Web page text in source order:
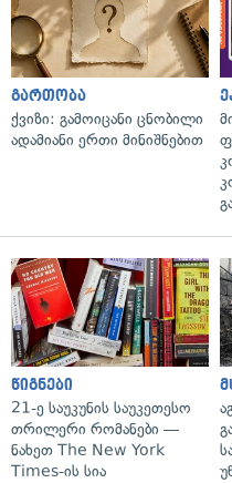
გართობა
ქვიზი: გამოიცანი ცნობილი
ადამიანი ერთი მინიშნებით
წიგნები
21-ე საუკუნის საუკეთესო
თრილერი რომანები —
ნახეთ The New York
Times-ის სია